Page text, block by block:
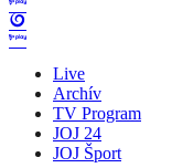
Live
Archív
TV Program
JOJ 24
JOJ Šport